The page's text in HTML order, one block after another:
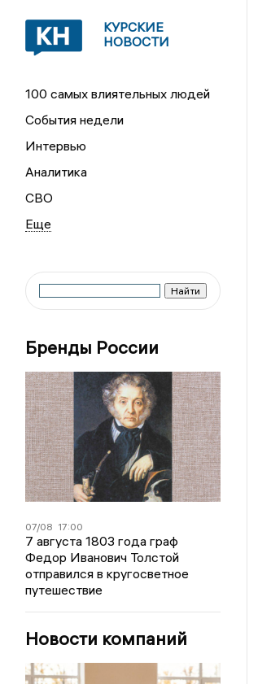
КУРСКИЕ
НОВОСТИ
100 самых влиятельных людей
События недели
Интервью
Аналитика
СВО
Бренды России
07/08 17:00
7 августа 1803 года граф
Федор Иванович Толстой
отправился в кругосветное
путешествие
Новости компаний